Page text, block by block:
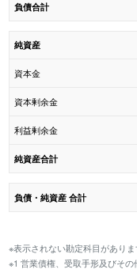
負債合計
純資産
資本金
資本剰余金
利益剰余金
純資産合計
負債・純資産 合計
※表示されない勘定科目がありま
※1 営業債権、受取手形及びその